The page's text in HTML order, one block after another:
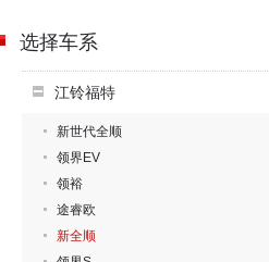
选择车系
江铃福特
新世代全顺
领界EV
领裕
途睿欧
新全顺